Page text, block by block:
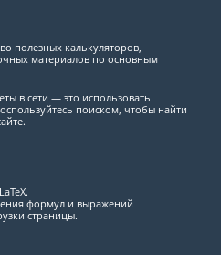
полезных калькуляторов,
материалов по основным
в сети — это использовать
поиском, чтобы найти
формул и выражений
страницы.